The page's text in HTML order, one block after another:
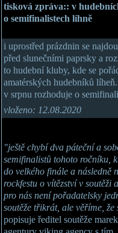
tisková zpráva:: v
o semifinalistech líhně
i uprostřed prázdnin se
před slunečními paprsky a
to hudební kluby, kde se
amatérských hudebníků
v srpnu rozhoduje o
vloženo: 12.08.2020
"ještě chybí dva páteční a
semifinalistů tohoto ročníku,
do velkého finále a následně
rockfestu o vítězství v soutěži
pro nás není pořadatelsky
soutěže třikrát, ale věříme,
popisuje ředitel soutěže